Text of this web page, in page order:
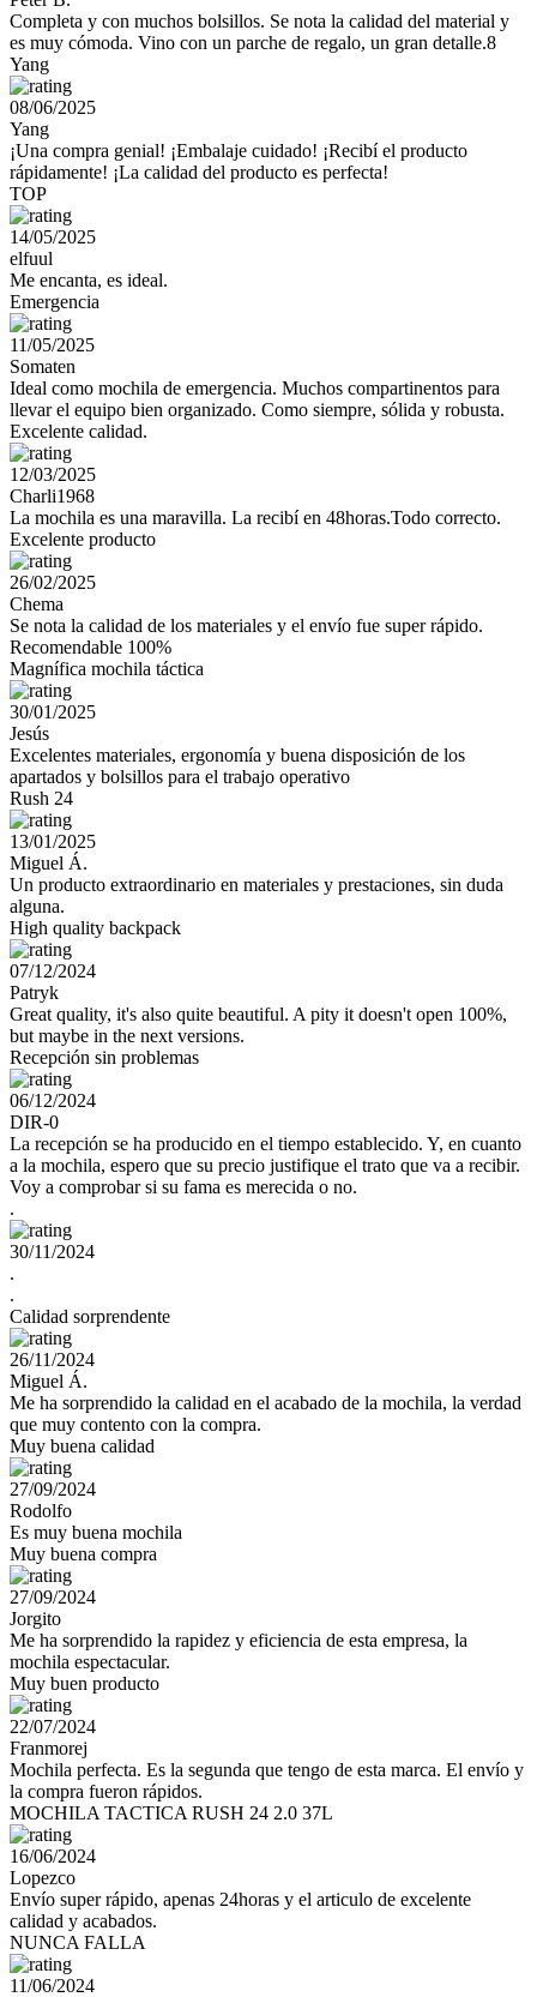
Completa y con muchos bolsillos. Se nota la calidad del material y
es muy cómoda. Vino con un parche de regalo, un gran detalle.8
Yang
08/06/2025
Yang
¡Una compra genial! ¡Embalaje cuidado! ¡Recibí el producto
rápidamente! ¡La calidad del producto es perfecta!
TOP
14/05/2025
elfuul
Me encanta, es ideal.
Emergencia
11/05/2025
Somaten
Ideal como mochila de emergencia. Muchos compartinentos para
llevar el equipo bien organizado. Como siempre, sólida y robusta.
Excelente calidad.
12/03/2025
Charli1968
La mochila es una maravilla. La recibí en 48horas.Todo correcto.
Excelente producto
26/02/2025
Chema
Se nota la calidad de los materiales y el envío fue super rápido.
Recomendable 100%
Magnífica mochila táctica
30/01/2025
Jesús
Excelentes materiales, ergonomía y buena disposición de los
apartados y bolsillos para el trabajo operativo
Rush 24
13/01/2025
Miguel Á.
Un producto extraordinario en materiales y prestaciones, sin duda
alguna.
High quality backpack
07/12/2024
Patryk
Great quality, it's also quite beautiful. A pity it doesn't open 100%,
but maybe in the next versions.
Recepción sin problemas
06/12/2024
DIR-0
La recepción se ha producido en el tiempo establecido. Y, en cuanto
a la mochila, espero que su precio justifique el trato que va a recibir.
Voy a comprobar si su fama es merecida o no.
.
30/11/2024
.
.
Calidad sorprendente
26/11/2024
Miguel Á.
Me ha sorprendido la calidad en el acabado de la mochila, la verdad
que muy contento con la compra.
Muy buena calidad
27/09/2024
Rodolfo
Es muy buena mochila
Muy buena compra
27/09/2024
Jorgito
Me ha sorprendido la rapidez y eficiencia de esta empresa, la
mochila espectacular.
Muy buen producto
22/07/2024
Franmorej
Mochila perfecta. Es la segunda que tengo de esta marca. El envío y
la compra fueron rápidos.
MOCHILA TACTICA RUSH 24 2.0 37L
16/06/2024
Lopezco
Envío super rápido, apenas 24horas y el articulo de excelente
calidad y acabados.
NUNCA FALLA
11/06/2024